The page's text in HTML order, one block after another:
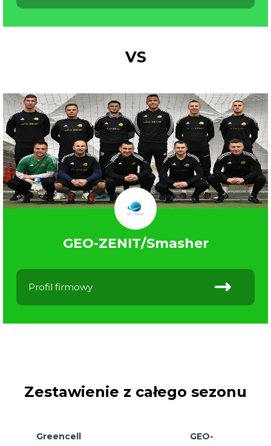
VS
GEO-ZENIT/Smasher
Profil firmowy
Zestawienie z całego sezonu
Greencell GEO-